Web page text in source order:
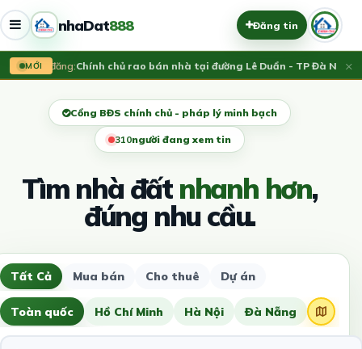
nhaDat888 Đăng tin
MỚI
Vừa đăng:Chính chủ rao bán nhà tại đường Lê Duẩn - TP Đà Nẵng;×
Cổng BĐS chính chủ - pháp lý minh bạch
306người đang xem tin
Tìm nhà đấtnhanh hơn,
đúng nhu cầu.
Tất Cả Mua bán Cho thuê Dự án
Toàn quốc Hồ Chí Minh Hà Nội Đà Nẵng